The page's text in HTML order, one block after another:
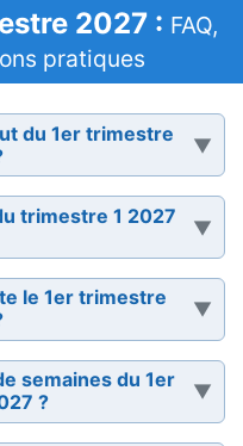
2027 : FAQ,
pratiques
du 1er trimestre
trimestre 1 2027
le 1er trimestre
semaines du 1er
?